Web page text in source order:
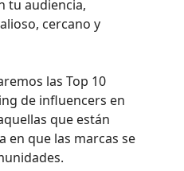
tu audiencia,
cercano y
las Top 10
de influencers en
que están
que las marcas se